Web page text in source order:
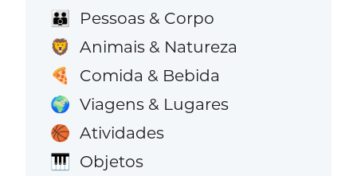
👪 Pessoas & Corpo
🦁 Animais & Natureza
🍕 Comida & Bebida
🌍 Viagens & Lugares
🏀 Atividades
🎹 Objetos